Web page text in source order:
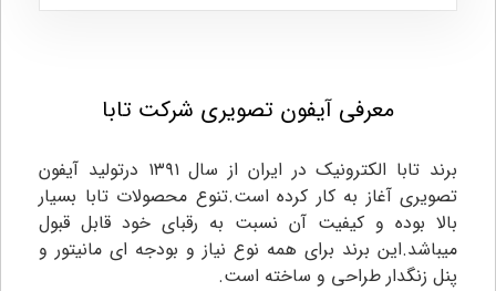
معرفی آیفون تصویری شرکت تابا
برند تابا الکترونیک در ایران از سال ۱۳۹۱ درتولید آیفون
تصویری آغاز به کار کرده است.تنوع محصولات تابا بسیار
بالا بوده و کیفیت آن نسبت به رقبای خود قابل قبول
میباشد.این برند برای همه نوع نیاز و بودجه ای مانیتور و
پنل زنگدار طراحی و ساخته است.